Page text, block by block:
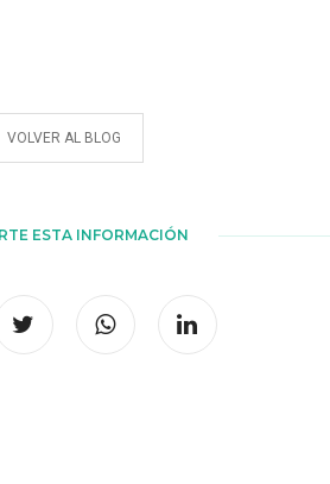
VOLVER AL BLOG
ESTA INFORMACIÓN